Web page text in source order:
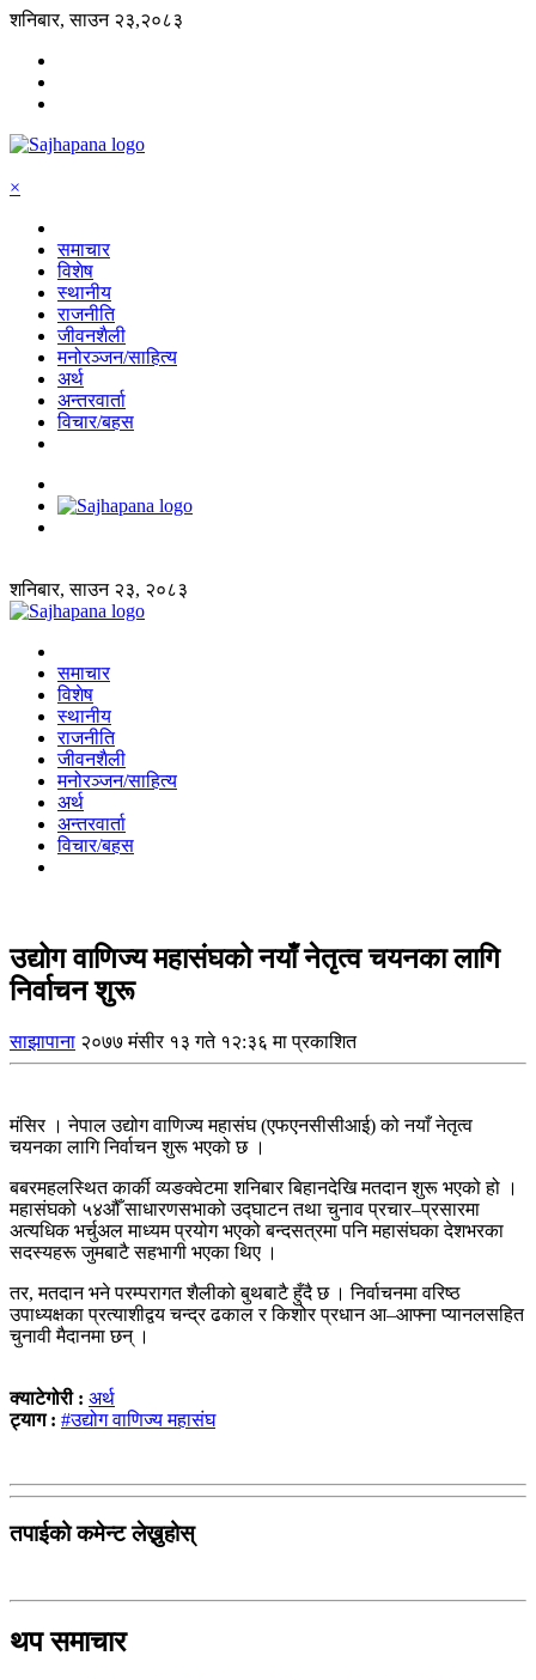
शनिबार, साउन २३,२०८३
×
समाचार
विशेष
स्थानीय
राजनीति
जीवनशैली
मनोरञ्जन/साहित्य
अर्थ
अन्तरवार्ता
विचार/बहस
शनिबार, साउन २३, २०८३
समाचार
विशेष
स्थानीय
राजनीति
जीवनशैली
मनोरञ्जन/साहित्य
अर्थ
अन्तरवार्ता
विचार/बहस
उद्योग वाणिज्य महासंघको नयाँ नेतृत्व चयनका लागि
निर्वाचन शुरू
साझापाना २०७७ मंसीर १३ गते १२:३६ मा प्रकाशित
मंसिर । नेपाल उद्योग वाणिज्य महासंघ (एफएनसीसीआई) को नयाँ नेतृत्व
चयनका लागि निर्वाचन शुरू भएको छ ।
बबरमहलस्थित कार्की व्यङक्वेटमा शनिबार बिहानदेखि मतदान शुरू भएको हो ।
महासंघको ५४औँ साधारणसभाको उद्घाटन तथा चुनाव प्रचार–प्रसारमा
अत्यधिक भर्चुअल माध्यम प्रयोग भएको बन्दसत्रमा पनि महासंघका देशभरका
सदस्यहरू जुमबाटै सहभागी भएका थिए ।
तर, मतदान भने परम्परागत शैलीको बुथबाटै हुँदै छ । निर्वाचनमा वरिष्ठ
उपाध्यक्षका प्रत्याशीद्वय चन्द्र ढकाल र किशोर प्रधान आ–आफ्ना प्यानलसहित
चुनावी मैदानमा छन् ।
क्याटेगोरी : अर्थ
ट्याग : #उद्योग वाणिज्य महासंघ
तपाईको कमेन्ट लेख्नुहोस्
थप समाचार